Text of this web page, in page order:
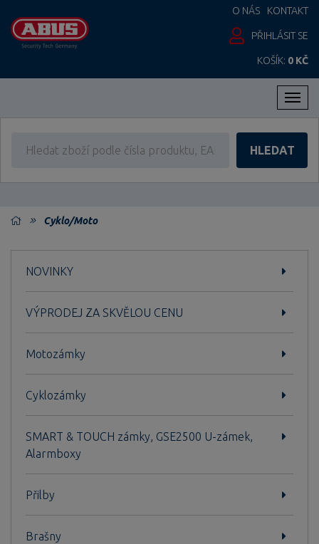
O NÁS KONTAKT
PŘIHLÁSIT SE
KOŠÍK: 0 KČ
HLEDAT
Cyklo/Moto
NOVINKY
VÝPRODEJ ZA SKVĚLOU CENU
Motozámky
Cyklozámky
SMART & TOUCH zámky, GSE2500 U-zámek,
Alarmboxy
Přilby
Brašny